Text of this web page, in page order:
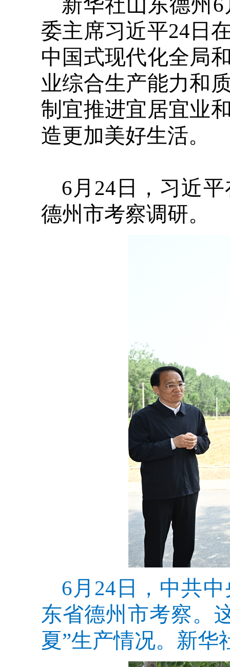
委主席习近平24日
中国式现代化全局
业综合生产能力和
制宜推进宜居宜业
造更加美好生活。
6月24日，习近
德州市考察调研。
6月24日，中共
东省德州市考察。
夏”生产情况。新华